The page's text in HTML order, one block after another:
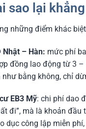
sao lại
những điểm khác
Nhật – Hàn: mức phí
đồng lao động từ 3 –
như bằng không, chỉ
EB3 Mỹ: chi phí dao
đi”, mà là khoản
dục công lập miễn